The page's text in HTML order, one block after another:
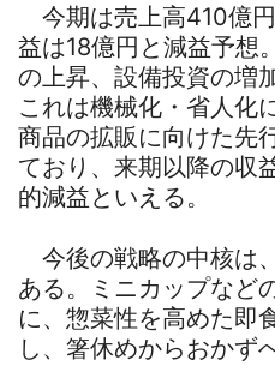
今期は売上高410億
益は18億円と減益予想
の上昇、設備投資の増
これは機械化・省人化
商品の拡販に向けた先
ており、来期以降の収
的減益といえる。
今後の戦略の中核は
ある。ミニカップなど
に、惣菜性を高めた即
し、箸休めからおかず